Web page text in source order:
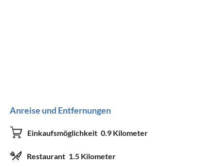
Anreise und Entfernungen
Einkaufsmöglichkeit 0.9 Kilometer
Restaurant 1.5 Kilometer